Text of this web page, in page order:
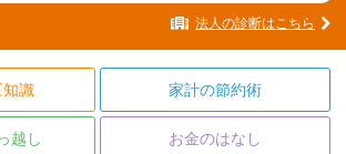
法人の診断はこちら
知識 家計の節約術
越し お金のはなし